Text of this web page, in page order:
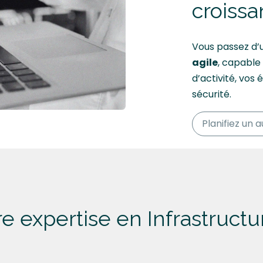
Vous passez
agile, capable
d’activité, vos
sécurité.
Planifiez un
expertise en